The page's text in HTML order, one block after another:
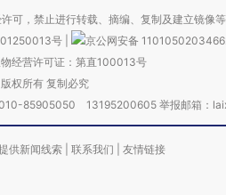
可，禁止进行转载、摘编、复制及建立镜像等
号
京公网安备
经营许可证：第直100013号
权所有 复制必究
010-85905050 13195200605 举报邮箱：
供新闻线索 联系我们 友情链接